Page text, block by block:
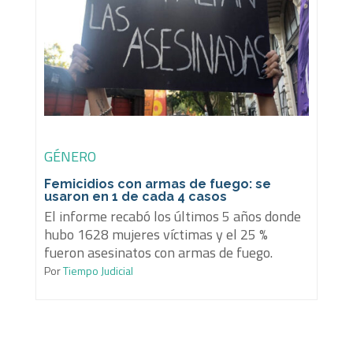
GÉNERO
Femicidios con armas de fuego: se
usaron en 1 de cada 4 casos
El informe recabó los últimos 5 años donde
hubo 1628 mujeres víctimas y el 25 %
fueron asesinatos con armas de fuego.
PorTiempo Judicial